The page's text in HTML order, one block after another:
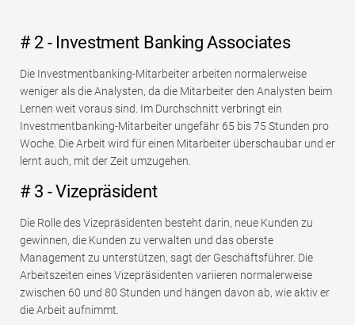
# 2 - Investment Banking Associates
Die Investmentbanking-Mitarbeiter arbeiten normalerweise
weniger als die Analysten, da die Mitarbeiter den Analysten beim
Lernen weit voraus sind. Im Durchschnitt verbringt ein
Investmentbanking-Mitarbeiter ungefähr 65 bis 75 Stunden pro
Woche. Die Arbeit wird für einen Mitarbeiter überschaubar und er
lernt auch, mit der Zeit umzugehen.
# 3 - Vizepräsident
Die Rolle des Vizepräsidenten besteht darin, neue Kunden zu
gewinnen, die Kunden zu verwalten und das oberste
Management zu unterstützen, sagt der Geschäftsführer. Die
Arbeitszeiten eines Vizepräsidenten variieren normalerweise
zwischen 60 und 80 Stunden und hängen davon ab, wie aktiv er
die Arbeit aufnimmt.